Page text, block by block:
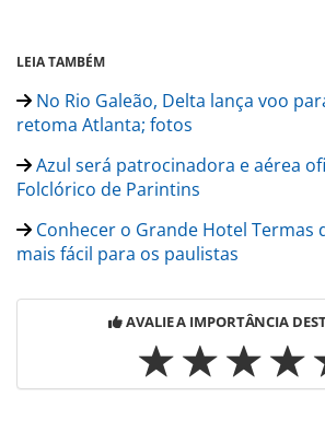
LEIA TAMBÉM
No Rio Galeão, Delta lança voo
retoma Atlanta; fotos
Azul será patrocinadora e aérea
Folclórico de Parintins
Conhecer o Grande Hotel Termas
mais fácil para os paulistas
AVALIE A IMPORTÂNCIA